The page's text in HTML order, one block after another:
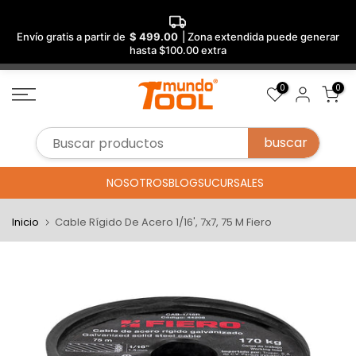
Envío gratis a partir de $ 499.00
| Zona extendida puede generar
hasta $100.00 extra
Saltar
al
0 0
NOSOTROSBLOGSUCURSALES
Inicio Cable Rígido De Acero 1/16', 7x7, 75 M Fiero